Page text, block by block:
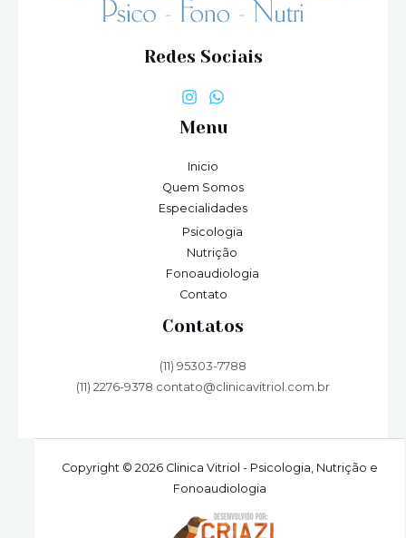
Redes Sociais
Menu
Inicio
Quem Somos
Especialidades
Psicologia
Nutrição
Fonoaudiologia
Contato
Contatos
(11) 95303-7788
(11) 2276-9378 contato@clinicavitriol.com.br
Copyright © 2026 Clinica Vitriol - Psicologia, Nutrição e
Fonoaudiologia